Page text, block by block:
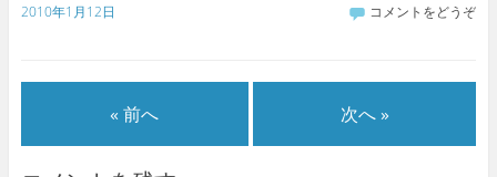
2010年1月12日 コメントをどうぞ
« 前へ 次へ »